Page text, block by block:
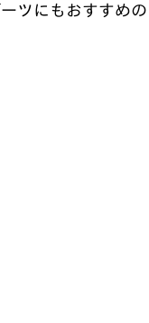
ツにもおすすめの